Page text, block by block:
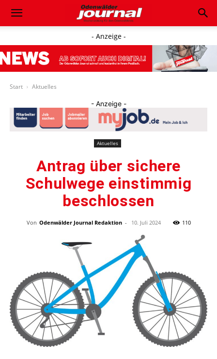
- Anzeige -
Start Aktuelles
- Anzeige -
Aktuelles
Antrag über sichere
Schulwege einstimmig
beschlossen
Von Odenwälder Journal Redaktion - 10. Juli 2024 110